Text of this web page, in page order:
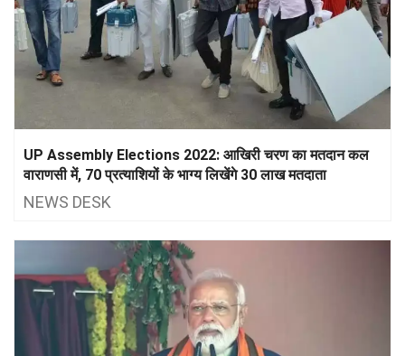
UP Assembly Elections 2022: आखिरी चरण का मतदान कल
वाराणसी में, 70 प्रत्याशियों के भाग्य लिखेंगे 30 लाख मतदाता
NEWS DESK